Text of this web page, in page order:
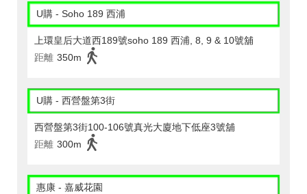
U購 - Soho 189 西浦
上環皇后大道西189號soho 189 西浦, 8, 9 & 10號舖
距離 350m
U購 - 西營盤第3街
西營盤第3街100-106號真光大廈地下低座3號舖
距離 300m
惠康 - 嘉威花園